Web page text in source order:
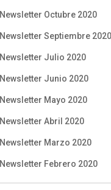
Newsletter Octubre 2020
Newsletter Septiembre 2020
Newsletter Julio 2020
Newsletter Junio 2020
Newsletter Mayo 2020
Newsletter Abril 2020
Newsletter Marzo 2020
Newsletter Febrero 2020